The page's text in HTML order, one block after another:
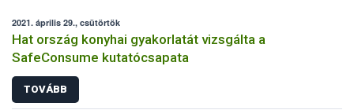
2021. április 29., csütörtök
Hat ország konyhai gyakorlatát vizsgálta a
SafeConsume kutatócsapata
TOVÁBB